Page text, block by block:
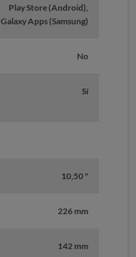
Play Store (Android),
Galaxy Apps (Samsung)
No
Sí
10,50 "
226 mm
142 mm